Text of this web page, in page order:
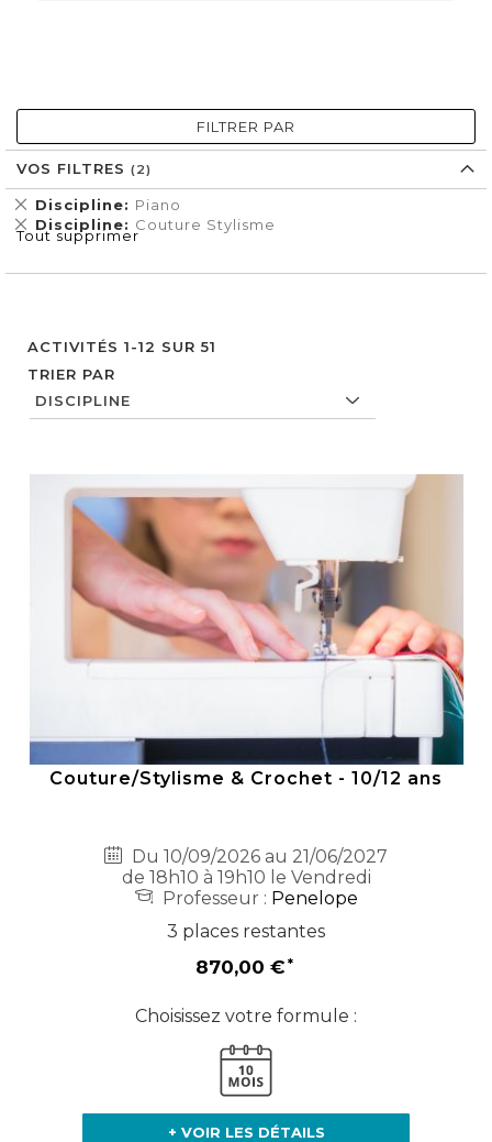
ACTIVITÉS 1-12 SUR 51
TRIER PAR
Couture/Stylisme & Crochet - 10/12 ans
Du 10/09/2026 au 21/06/2027
de 18h10 à 19h10 le Vendredi
Professeur : Penelope
3 places restantes
870,00 €
Choisissez votre formule :
+ VOIR LES DÉTAILS
FILTRER PAR
VOS FILTRES
Discipline Piano
Supprimer
cet
Élément
Discipline Couture Stylisme
Supprimer
cet
Tout supprimer